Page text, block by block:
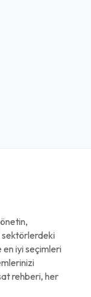
sektörlerdeki
iyi seçimleri
rehberi, her